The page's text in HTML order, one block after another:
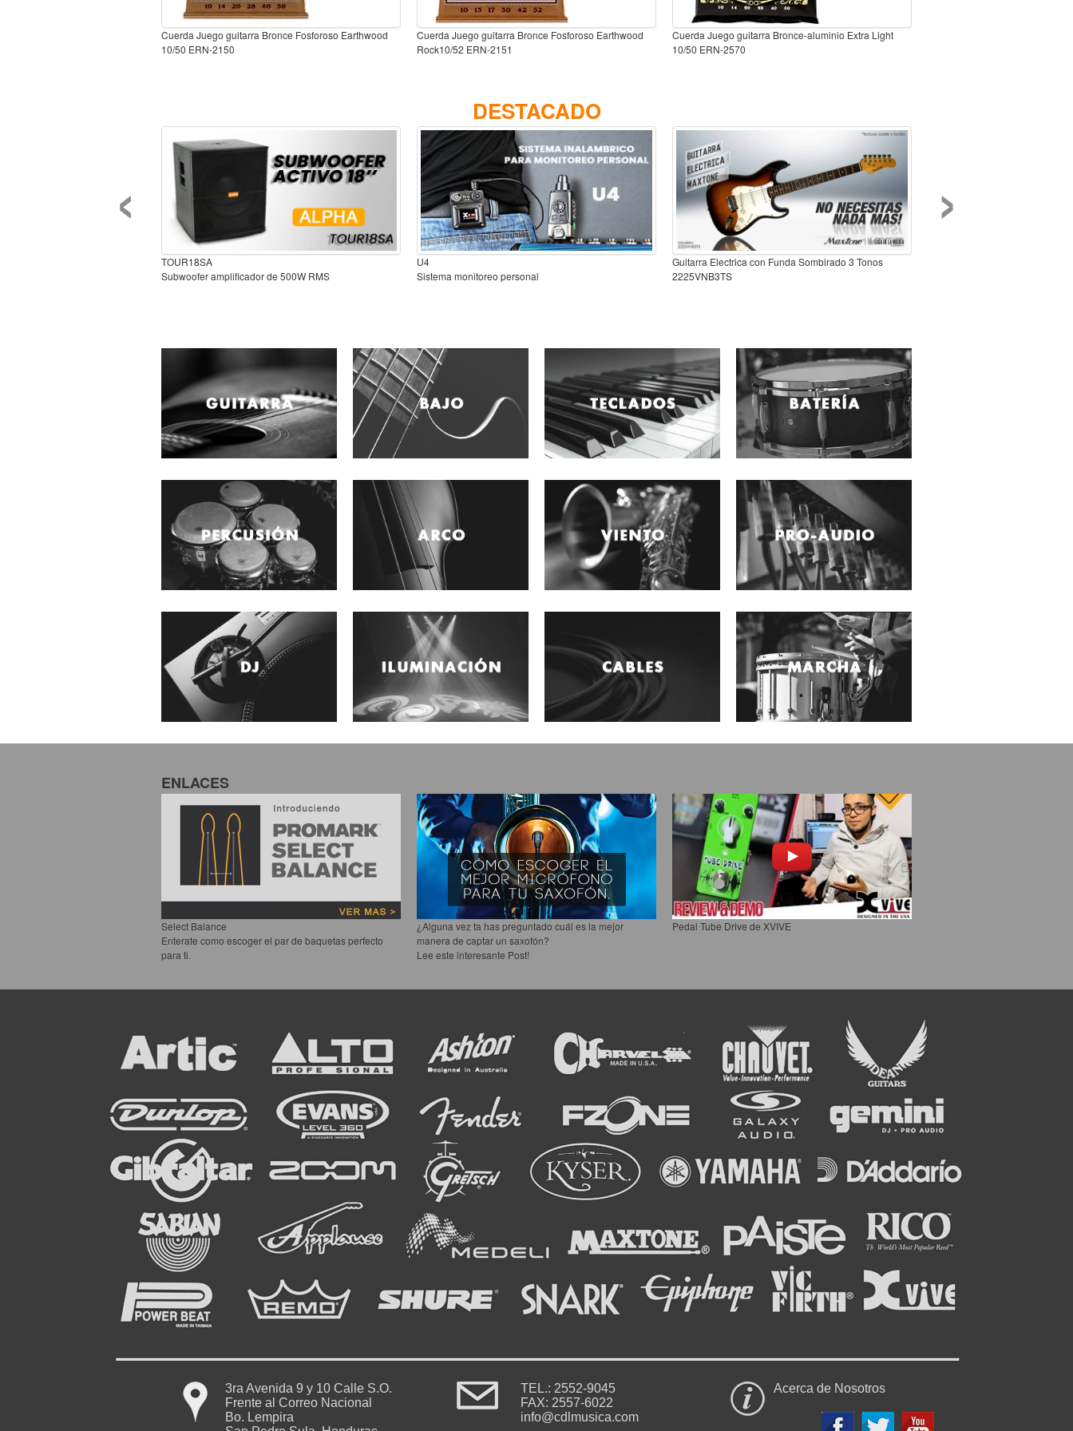
Cuerda Juego guitarra Bronce Fosforoso Earthwood
10/50 ERN-2150
Cuerda Juego guitarra Bronce Fosforoso Earthwood
Rock10/52 ERN-2151
Cuerda Juego guitarra Bronce-aluminio Extra Light
10/50 ERN-2570
DESTACADO
TOUR18SA
Subwoofer amplificador de 500W RMS
U4
Sistema monitoreo personal
Guitarra Electrica con Funda Sombirado 3 Tonos
2225VNB3TS
‹ ›
ENLACES
Select Balance
Enterate como escoger el par de baquetas perfecto
para ti.
¿Alguna vez ta has preguntado cuál es la mejor
manera de captar un saxofón?
Lee este interesante Post!
Pedal Tube Drive de XVIVE
3ra Avenida 9 y 10 Calle S.O.
Frente al Correo Nacional
Bo. Lempira
TEL.: 2552-9045
FAX: 2557-6022
info@cdlmusica.com
Acerca de Nosotros